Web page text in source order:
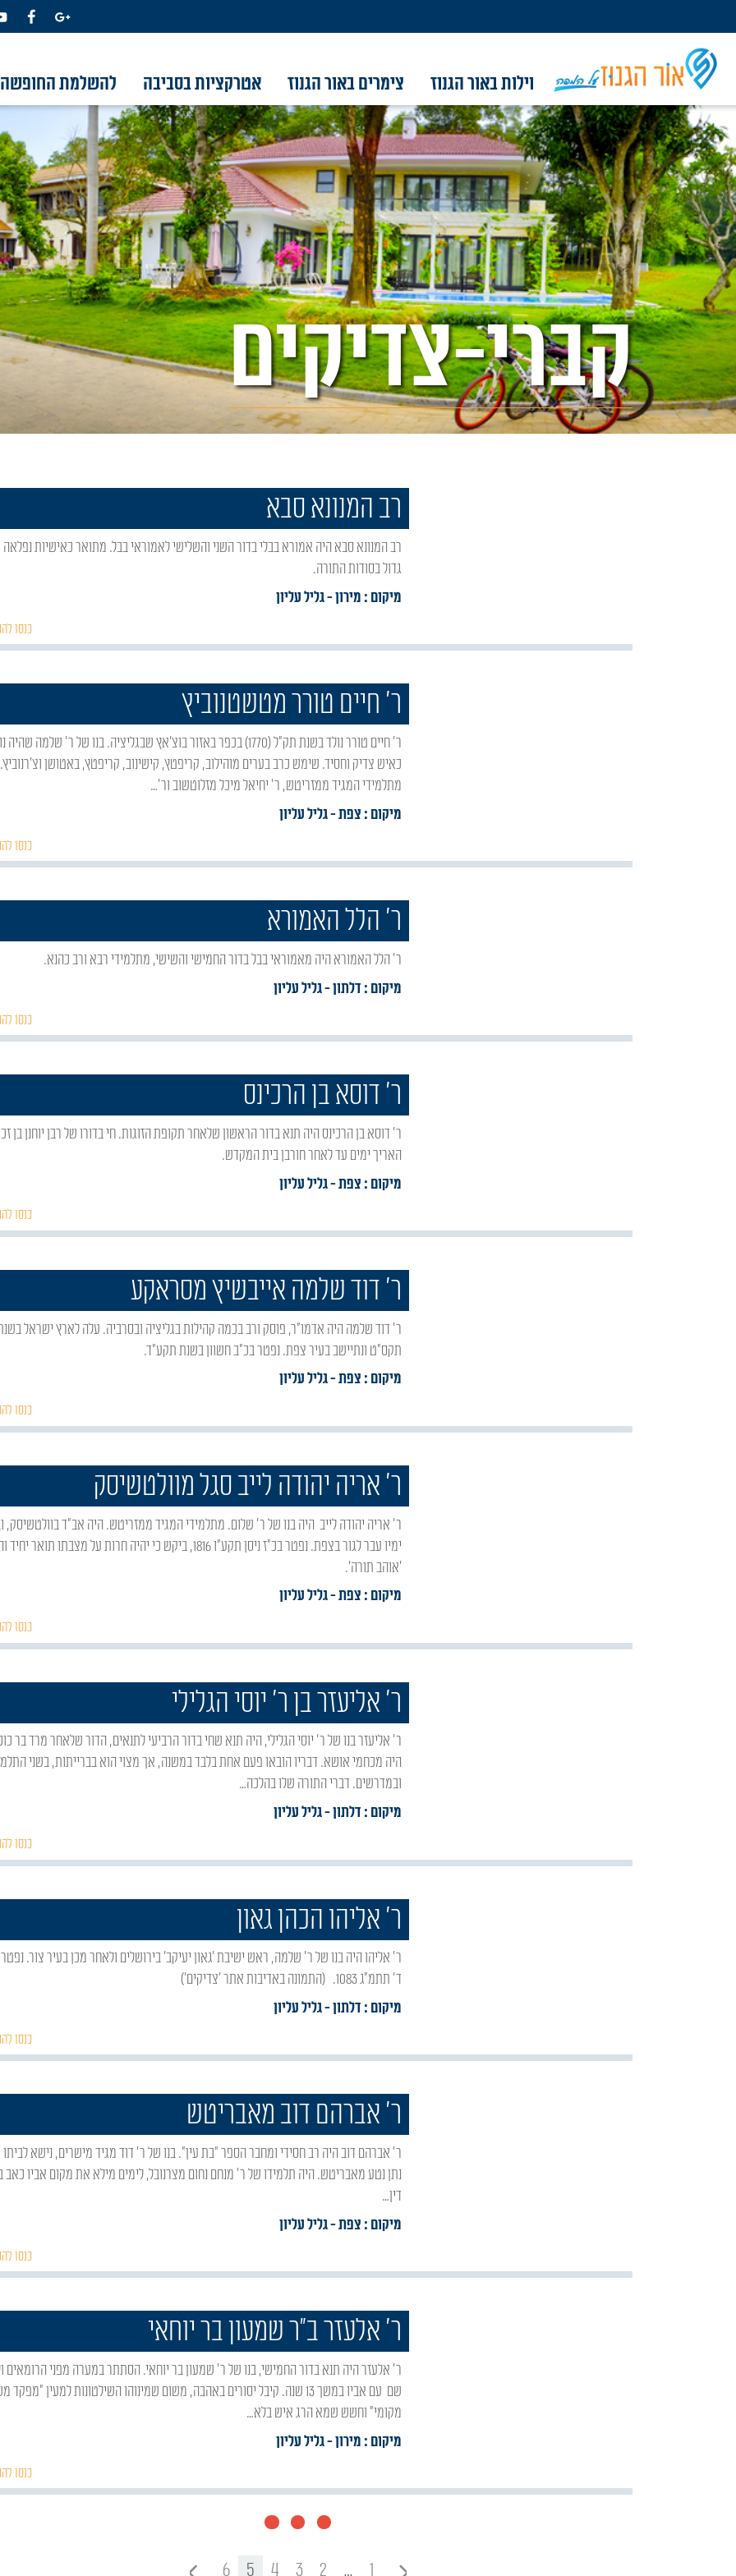
וילות באור הגנוז צימרים באור הגנוז אטרקציות בסביבה להשלמת החופשה
וילות באור הגנוז
צימרים באור הגנוז
אטרקציות בסביבה
מסעדות בסביבה
מסלולים בסביבה
קברי צדיקים
מגזין המושב
פרסום
אודות
צור קשר
קברי-צדיקים
רב המנונא סבא
רב המנונא סבא היה אמורא בבלי בדור השני והשלישי לאמוראי בבל. מתואר כאישיות נפלאה ובקי
גדול בסודות התורה.
מיקום : מירון- גליל עליון
כנסו
ר' חיים טורר מטשטנוביץ
ר' חיים טורר נולד בשנת תק"ל (1770) בכפר באזור בוצ'אץ שבגליציה. בנו של ר' שלמה שהיה נודע
כאיש צדיק וחסיד. שימש כרב בערים מוהילוב, קריפטץ, קישינוב, קריפטץ, באטושן
מתלמידי המגיד ממזריטש, ר' יחיאל מיכל מזלוטשוב ור'…
מיקום : צפת- גליל עליון
כנסו
ר' הלל האמורא
ר' הלל האמורא היה מאמוראי בבל בדור החמישי והשישי, מתלמידי רבא ורב כהנא.
מיקום : דלתון- גליל עליון
כנסו
ר' דוסא בן הרכינס
ר' דוסא בן הרכינס היה תנא בדור הראשון שלאחר תקופת הזוגות. חי בדורו של רבן יוחנן בן זכאי,
האריך ימים עד לאחר חורבן בית המקדש.
מיקום : צפת- גליל עליון
כנסו
ר' דוד שלמה אייבשיץ מסראקע
ר' דוד שלמה היה אדמו"ר, פוסק ורב בכמה קהילות בגליציה ובסרביה. עלה לארץ ישראל בשנת
תקס"ט ונתיישב בעיר צפת. נפטר בכ"ב חשוון בשנת תקע"ד.
מיקום : צפת- גליל עליון
כנסו
ר' אריה יהודה לייב סגל מוולטשיסק
ר' אריה יהודה לייב היה בנו של ר' שלום. מתלמידי המגיד ממזריטש. היה אב"ד בוולטשיסק, ובסוף
ימיו עבר לגור בצפת. נפטר בכ"ז ניסן תקע"ו 1816, ביקש כי יהיה חרות על מצבתו תואר
'אוהב תורה'.
מיקום : צפת- גליל עליון
כנסו
ר' אליעזר בן ר' יוסי הגלילי
ר' אליעזר בנו של ר' יוסי הגלילי, היה תנא שחי בדור הרביעי לתנאים, הדור שלאחר מרד בר כוכבא,
היה מכחמי אושא. דבריו הובאו פעם אחת בלבד במשנה, אך מצוי הוא בברייתות, בשני
ובמדרשים. דברי התורה שלו בהלכה…
מיקום : דלתון- גליל עליון
כנסו
ר' אליהו הכהן גאון
ר' אליהו היה בנו של ר' שלמה, ראש ישיבת 'גאון יעיקב' בירושלים ולאחר מכן בעיר צור. נפטר בשנת
ד' תתמ"ג 1083. (התמונה באדיבות אתר 'צדיקים')
מיקום : דלתון- גליל עליון
כנסו
ר' אברהם דוב מאבריטש
ר' אברהם דוב היה רב חסידי ומחבר הספר "בת עין". בנו של ר' דוד מגיד מישרים, נישא לביתו של רבי
נתן נטע מאבריטש. היה תלמידו של ר' מנחם נחום מצרנובל, לימים מילא את מקום אביו כאב
דין…
מיקום : צפת- גליל עליון
כנסו
ר' אלעזר ב"ר שמעון בר יוחאי
ר' אלעזר היה תנא בדור החמישי, בנו של ר' שמעון בר יוחאי. הסתתר במערה מפני הרומאים ולמד
שם עם אביו במשך 13 שנה. קיבל יסורים באהבה, משום שמינוהו השילטונות למעין
מקומי" וחשש שמא הרג איש בלא…
מיקום : מירון- גליל עליון
כנסו
1
…
2
3
4
5
6